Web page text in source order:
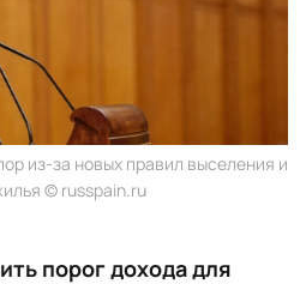
из-за новых правил выселения и
© russpain.ru
порог дохода для